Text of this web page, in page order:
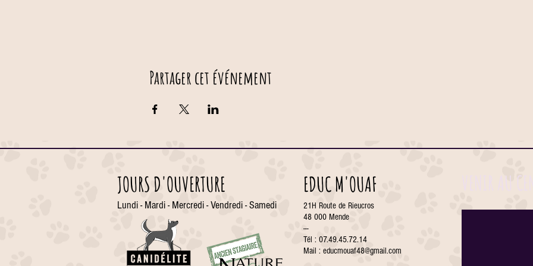
Partager cet événement
JOURS D'OUVERTURE
Lundi - Mardi - Mercredi - Vendredi - Samedi
EDUC M'OUAF
21H Route de Rieucros
48 000 Mende
---
Tél : 07.49.45.72.14
Mail : educmouaf48@gmail.com
VENIR AU